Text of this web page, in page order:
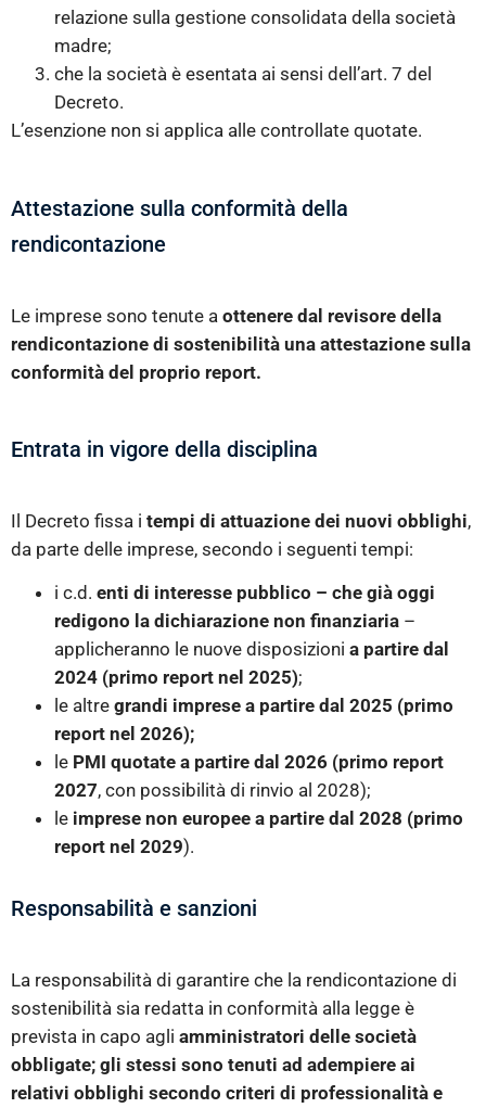
relazione sulla gestione consolidata della società
madre;
che la società è esentata ai sensi dell’art. 7 del
Decreto.
L’esenzione non si applica alle controllate quotate.
Attestazione sulla conformità della
rendicontazione
Le imprese sono tenute a ottenere dal revisore della
rendicontazione di sostenibilità una attestazione sulla
conformità del proprio report.
Entrata in vigore della disciplina
Il Decreto fissa i tempi di attuazione dei nuovi obblighi,
da parte delle imprese, secondo i seguenti tempi:
i c.d. enti di interesse pubblico – che già oggi
redigono la dichiarazione non finanziaria –
applicheranno le nuove disposizioni a partire dal
2024 (primo report nel 2025);
le altre grandi imprese a partire dal 2025 (primo
report nel 2026);
le PMI quotate a partire dal 2026 (primo report
2027, con possibilità di rinvio al 2028);
le imprese non europee a partire dal 2028 (primo
report nel 2029).
Responsabilità e sanzioni
La responsabilità di garantire che la rendicontazione di
sostenibilità sia redatta in conformità alla legge è
prevista in capo agli amministratori delle società
obbligate; gli stessi sono tenuti ad adempiere ai
relativi obblighi secondo criteri di professionalità e